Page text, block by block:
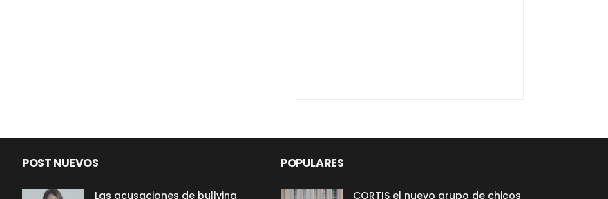
POST NUEVOS
Las acusaciones de bullying
POPULARES
CORTIS el nuevo grupo de chicos